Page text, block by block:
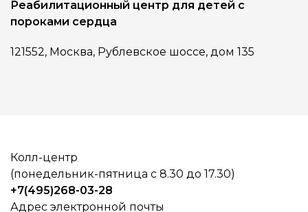
Реабилитационный центр для детей с
пороками сердца
121552, Москва, Рублевское шоссе, дом 135
Колл-центр
(понедельник-пятница с 8.30 до 17.30)
+7(495)268-03-28
Адрес электронной почты